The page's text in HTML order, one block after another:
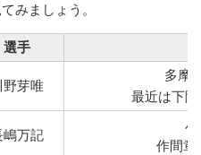
みましょう。
選手
野芽唯
多摩
最近は下
嶋万記
バ
作間章